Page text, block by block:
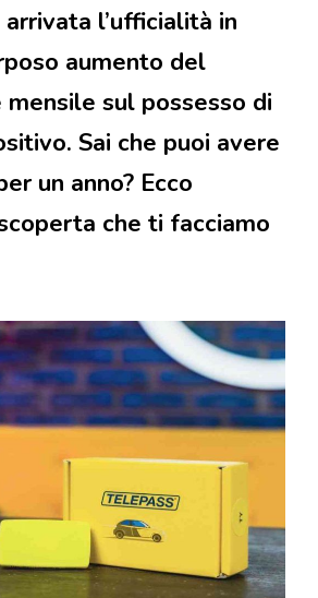
l’ufficialità in
aumento del
mensile sul possesso di
Sai che puoi avere
un anno? Ecco
che ti facciamo